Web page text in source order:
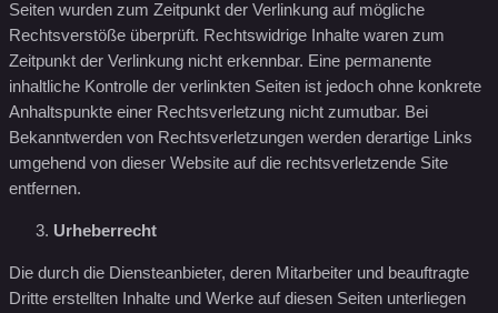
Seiten wurden zum Zeitpunkt der Verlinkung auf mögliche
Rechtsverstöße überprüft. Rechtswidrige Inhalte waren zum
Zeitpunkt der Verlinkung nicht erkennbar. Eine permanente
inhaltliche Kontrolle der verlinkten Seiten ist jedoch ohne konkrete
Anhaltspunkte einer Rechtsverletzung nicht zumutbar. Bei
Bekanntwerden von Rechtsverletzungen werden derartige Links
umgehend von dieser Website auf die rechtsverletzende Site
entfernen.
Urheberrecht
Die durch die Diensteanbieter, deren Mitarbeiter und beauftragte
Dritte erstellten Inhalte und Werke auf diesen Seiten unterliegen